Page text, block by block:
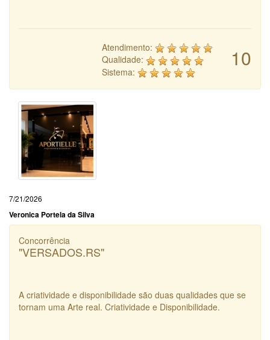
10
Atendimento:
Qualidade:
Sistema:
7/21/2026
Veronica Portela da Silva
Concorrência
"VERSADOS.RS"
A criatividade e disponibilidade são duas qualidades que se
tornam uma Arte real. Criatividade e Disponibilidade.